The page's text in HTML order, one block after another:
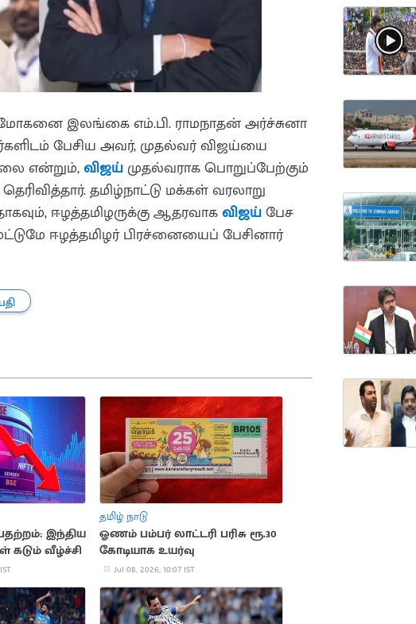
இலங்கை எம்.பி. ராமநாதன் அர்ச்சுனா
பேசிய அவர், முதல்வர் விஜய்யை
என்றும்,விஜய்முதல்வராக பொறுப்பேற்கும்
தமிழ்நாட்டு மக்கள் வரலாறு
ஈழத்தமிழருக்கு ஆதரவாகவிஜய்பேச
ஈழத்தமிழர் பிரச்னையைப் பேசினார்
இந்திய
கடும் வீழ்ச்சி
தமிழ் நாடு
ஓணம் பம்பர் லாட்டரி பரிசு ரூ.30
கோடியாக உயர்வு
Jul 08, 2026, 10:07 IST